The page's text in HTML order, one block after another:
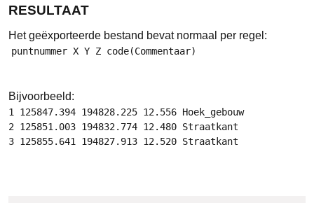
RESULTAAT
Het geëxporteerde bestand bevat normaal per regel:
puntnummer X Y Z code(Commentaar)
Bijvoorbeeld:
1 125847.394 194828.225 12.556 Hoek_gebouw
2 125851.003 194832.774 12.480 Straatkant
3 125855.641 194827.913 12.520 Straatkant